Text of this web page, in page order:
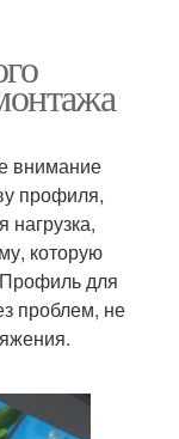
внимание
профиля,
нагрузка,
которую
для
проблем, не